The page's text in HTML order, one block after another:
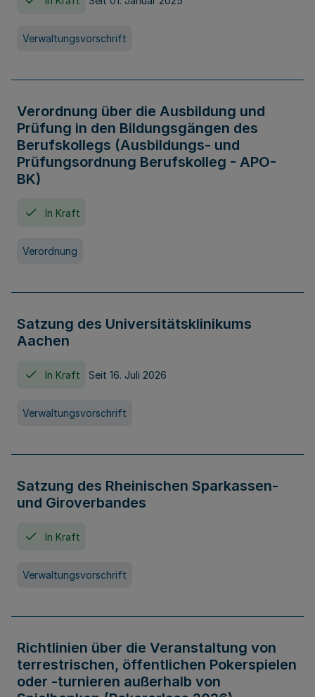
Verwaltungsvorschrift
Verordnung über die Ausbildung und
Prüfung in den Bildungsgängen des
Berufskollegs (Ausbildungs- und
Prüfungsordnung Berufskolleg - APO-
BK)
In Kraft
Verordnung
Satzung des Universitätsklinikums
Aachen
In Kraft Seit 16. Juli 2026
Verwaltungsvorschrift
Satzung des Rheinischen Sparkassen-
und Giroverbandes
In Kraft
Verwaltungsvorschrift
Richtlinien über die Veranstaltung von
terrestrischen, öffentlichen Pokerspielen
oder -turnieren außerhalb von